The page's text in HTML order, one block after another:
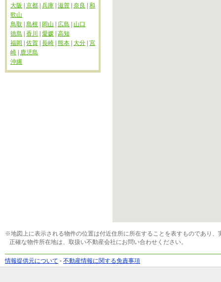
大阪
京都 兵庫 滋賀 奈良
和
歌山
鳥取
島根 岡山 広島
山口
徳島
香川 愛媛 高知
福岡
佐賀 長崎 熊本 大分 宮
崎
鹿児島
沖縄
※地図上に表示される物件の位置は付近住所に所在することを表すものであり
正確な物件所在地は、取扱い不動産会社にお問い合わせください。
情報提供元について - 不動産情報に関する免責事項